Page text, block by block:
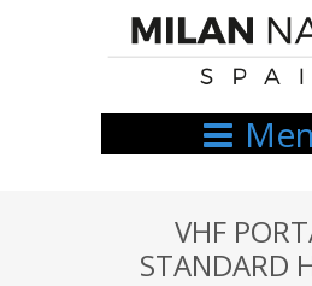
VHF
STANDARD